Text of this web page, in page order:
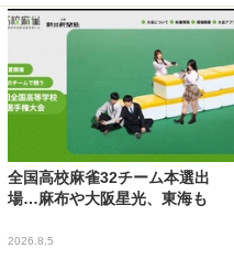
全国高校麻雀32チーム本選出
場…麻布や大阪星光、東海も
2026.8.5